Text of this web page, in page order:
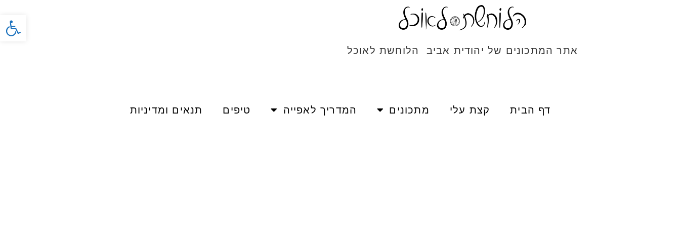
פתח
אתר המתכונים של יהודית אביב הלוחשת לאוכל
דף הבית קצת עלי מתכונים המדריך לאפייה טיפים תנאים ומדיניות